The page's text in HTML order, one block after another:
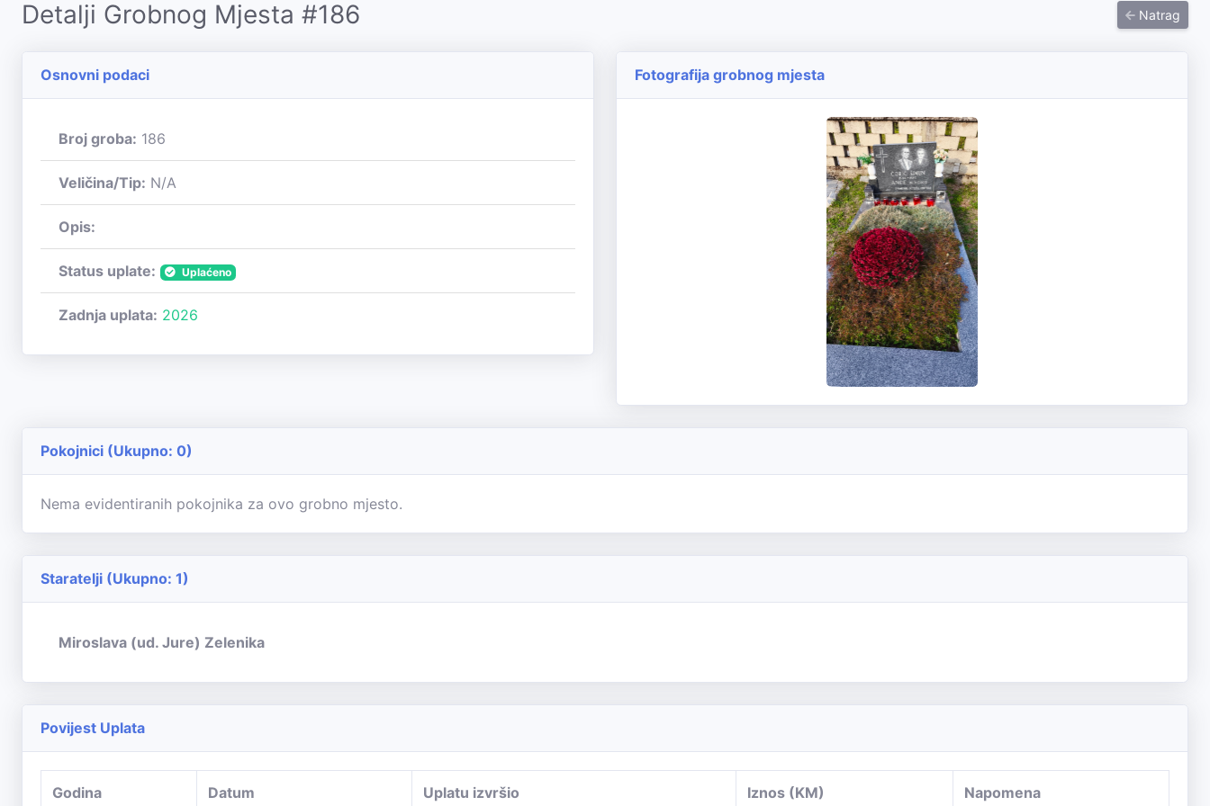
Detalji Grobnog Mjesta #186 Natrag
Osnovni podaci
Broj groba: 186
Veličina/Tip: N/A
Opis:
Status uplate: Uplaćeno
Zadnja uplata: 2026
Fotografija grobnog mjesta
Pokojnici (Ukupno: 0)
Nema evidentiranih pokojnika za ovo grobno mjesto.
Staratelji (Ukupno: 1)
Miroslava (ud. Jure) Zelenika
Povijest Uplata
Godina Datum Uplatu izvršio Iznos (KM) Napomena